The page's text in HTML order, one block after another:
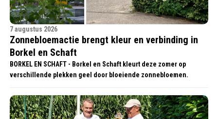
7 augustus 2026
Zonnebloemactie brengt kleur en verbinding in
Borkel en Schaft
BORKEL EN SCHAFT - Borkel en Schaft kleurt deze zomer op
verschillende plekken geel door bloeiende zonnebloemen.